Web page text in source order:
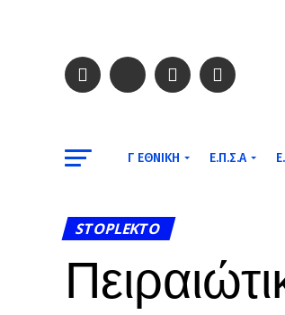
Γ ΕΘΝΙΚΉ Ε.Π.Σ.Α
STOPLEKTO